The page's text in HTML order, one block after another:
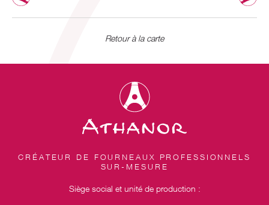
Retour à la carte
CRÉATEUR DE FOURNEAUX PROFESSIONNELS
SUR-MESURE
Siège social et unité de production :